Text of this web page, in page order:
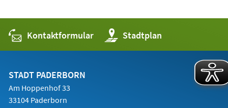
Kontaktformular Stadtplan
(Öffnet
in
einem
STADT PADERBORN
Am Hoppenhof 33
33104 Paderborn